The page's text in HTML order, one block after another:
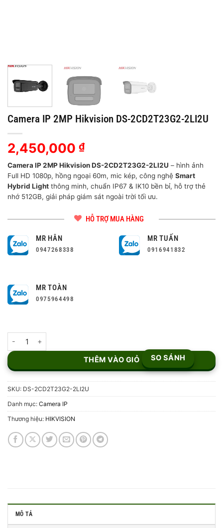
Camera IP 2MP Hikvision DS-2CD2T23G2-2LI2U
2,450,000 ₫
Camera IP 2MP Hikvision DS-2CD2T23G2-2LI2U – hình ảnh
Full HD 1080p, hồng ngoại 60m, mic kép, công nghệ Smart
Hybrid Light thông minh, chuẩn IP67 & IK10 bền bỉ, hỗ trợ thẻ
nhớ 512GB, giải pháp giám sát ngoài trời tối ưu.
HỖ TRỢ MUA HÀNG
MR HÂN
0947268338
MR TUẤN
0916941832
MR TOÀN
0975964498
THÊM VÀO GIỎ SO SÁNH
SKU: DS-2CD2T23G2-2LI2U
Danh mục: Camera IP
Thương hiệu: HIKVISION
MÔ TẢ